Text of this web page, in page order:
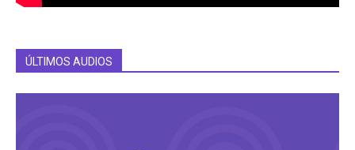
ÚLTIMOS AUDIOS